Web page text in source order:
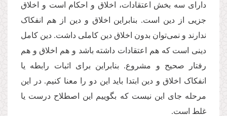
دارای سه بخش اعتقادات، اخلاق و احکام است و اخلاق
جزیی از دین است. بنابراین اخلاق و دین از هم انفکاک
ندارند و نمی‌توان بدون اخلاق دین کاملی داشت. دین کامل
دینی است که هم اعتقادات داشته باشد و هم اخلاق و هم
رفتار صحیح و مشروع. بنابراین برای اثبات رابطه یا
انفکاک اخلاق و دین ابتدا باید این دو را معنا کنیم. در این
مرحله جای این نیست که بگوییم این اصطلاح درست یا
غلط است.